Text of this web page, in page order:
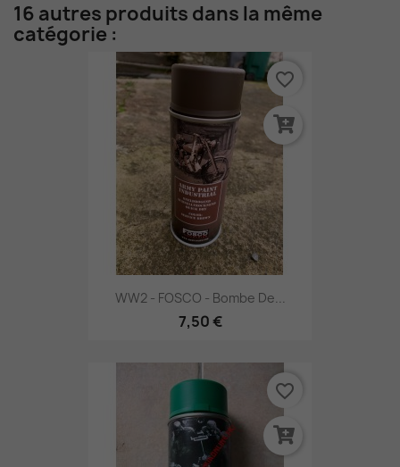
16 autres produits dans la même
catégorie :
WW2 - FOSCO - Bombe De...
7,50 €
favorite_border
favorite_border